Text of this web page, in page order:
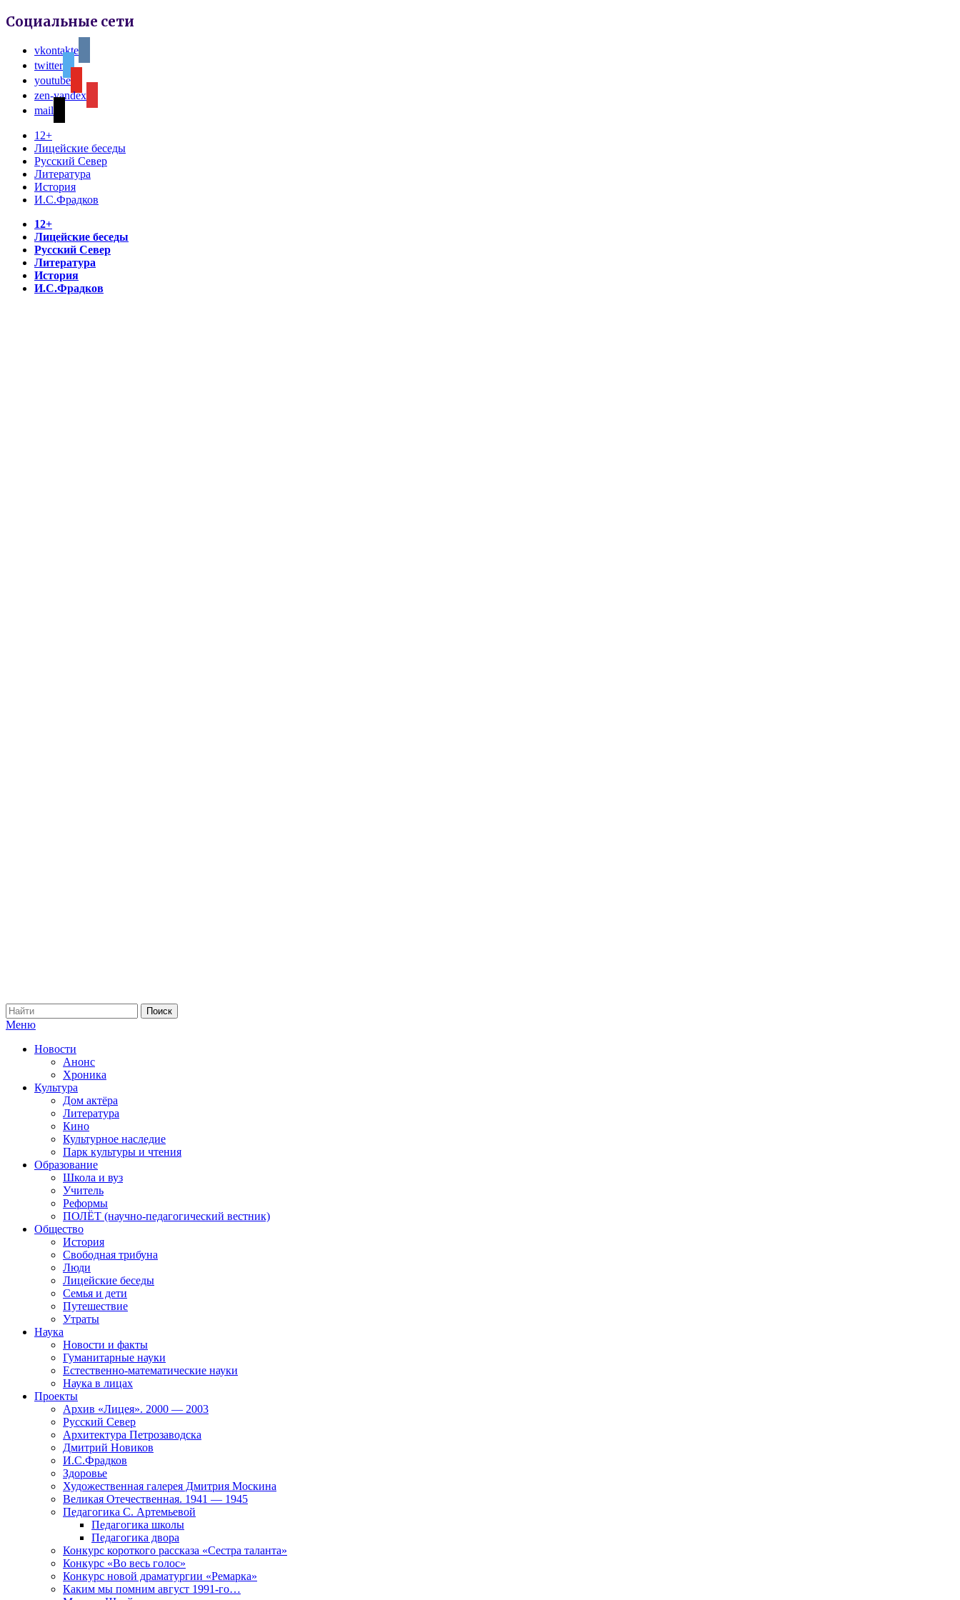
Социальные сети
vkontakte
twitter
youtube
zen-yandex
mail
12+
Лицейские беседы
Русский Север
Литература
История
И.С.Фрадков
12+
Лицейские беседы
Русский Север
Литература
История
И.С.Фрадков
Меню
Новости
Анонс
Хроника
Культура
Дом актёра
Литература
Кино
Культурное наследие
Парк культуры и чтения
Образование
Школа и вуз
Учитель
Реформы
ПОЛЁТ (научно-педагогический вестник)
Общество
История
Свободная трибуна
Люди
Лицейские беседы
Семья и дети
Путешествие
Утраты
Наука
Новости и факты
Гуманитарные науки
Естественно-математические науки
Наука в лицах
Проекты
Архив «Лицея». 2000 — 2003
Русский Север
Архитектура Петрозаводска
Дмитрий Новиков
И.С.Фрадков
Здоровье
Художественная галерея Дмитрия Москина
Великая Отечественная. 1941 — 1945
Педагогика С. Артемьевой
Педагогика школы
Педагогика двора
Конкурс короткого рассказа «Сестра таланта»
Конкурс «Во весь голос»
Конкурс новой драматургии «Ремарка»
Каким мы помним август 1991-го…